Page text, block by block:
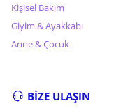
Kişisel Bakım
Giyim & Ayakkabı
Anne & Çocuk
BİZE ULAŞIN